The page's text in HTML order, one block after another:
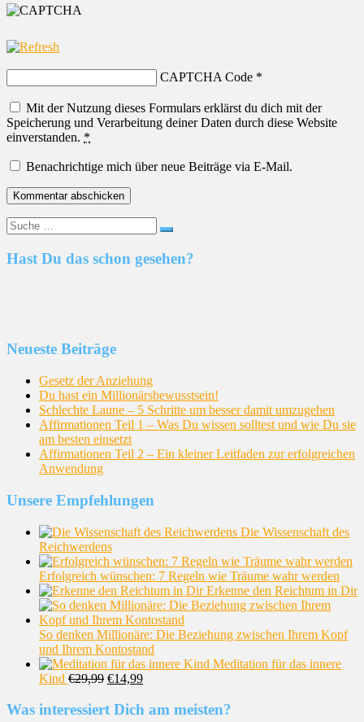
CAPTCHA Code *
Mit der Nutzung dieses Formulars erklärst du dich mit der
Speicherung und Verarbeitung deiner Daten durch diese Website
einverstanden. *
Benachrichtige mich über neue Beiträge via E-Mail.
Suche
nach:
Hast Du das schon gesehen?
Neueste Beiträge
Gesetz der Anziehung
Du hast ein Millionärsbewusstsein!
Schlechte Laune – 5 Schritte um besser damit umzugehen
Affirmationen Teil 1 – Was Du wissen solltest und wie Du sie
am besten einsetzt
Affirmationen Teil 2 – Ein kleiner Leitfaden zur erfolgreichen
Anwendung
Unsere Empfehlungen
Die Wissenschaft des
Reichwerdens
Erfolgreich wünschen: 7 Regeln wie Träume wahr werden
Erkenne den Reichtum in Dir
So denken Millionäre: Die Beziehung zwischen Ihrem Kopf
und Ihrem Kontostand
Meditation für das innere
Kind €29,99 €14,99
Was interessiert Dich am meisten?